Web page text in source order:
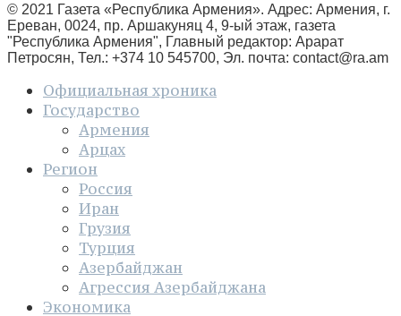
© 2021 Газета «Республика Армения». Адрес: Армения, г.
Ереван, 0024, пр. Аршакуняц 4, 9-ый этаж, газета
"Республика Армения", Главный редактор: Арарат
Петросян, Тел.: +374 10 545700, Эл. почта: contact@ra.am
Официальная хроника
Государство
Армения
Арцах
Регион
Россия
Иран
Грузия
Турция
Азербайджан
Агрессия Азербайджана
Экономика